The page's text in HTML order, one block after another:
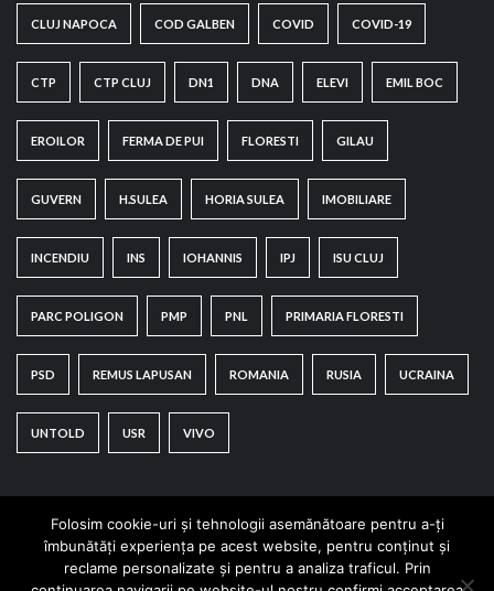
CLUJ NAPOCA COD GALBEN COVID COVID-19
CTP CTP CLUJ DN1 DNA ELEVI EMIL BOC
EROILOR FERMA DE PUI FLORESTI GILAU
GUVERN H.SULEA HORIA SULEA IMOBILIARE
INCENDIU INS IOHANNIS IPJ ISU CLUJ
PARC POLIGON PMP PNL PRIMARIA FLORESTI
PSD REMUS LAPUSAN ROMANIA RUSIA UCRAINA
UNTOLD USR VIVO
Folosim cookie-uri și tehnologii asemănătoare pentru a-ți
îmbunătăți experiența pe acest website, pentru conținut și
reclame personalizate și pentru a analiza traficul. Prin